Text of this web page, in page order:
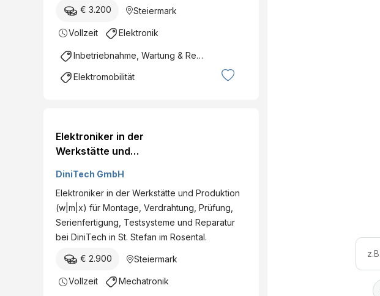
€ 3.200 Steiermark
Vollzeit Elektronik
Inbetriebnahme, Wartung & Reparatur
Elektromobilität
Elektroniker in der
Werkstätte und
DiniTech GmbH
Elektroniker in der Werkstätte und Produktion
(w|m|x) für Montage, Verdrahtung, Prüfung,
Serienfertigung, Testsysteme und Reparatur
bei DiniTech in St. Stefan im Rosental.
€ 2.900 Steiermark
Vollzeit Mechatronik